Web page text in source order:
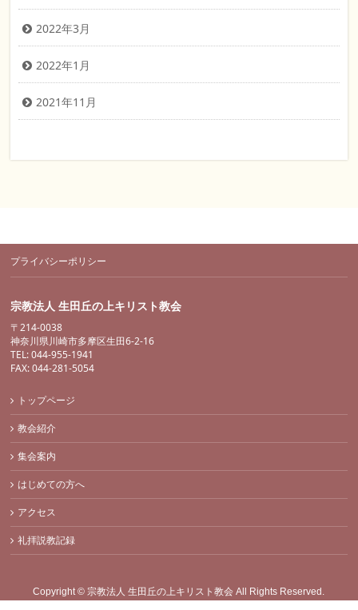
2022年3月
2022年1月
2021年11月
プライバシーポリシー
宗教法人 生田丘の上キリスト教会
〒214-0038
神奈川県川崎市多摩区生田6-2-16
TEL: 044-955-1941
FAX: 044-281-5054
トップページ
教会紹介
集会案内
はじめての方へ
アクセス
礼拝説教記録
Copyright ©宗教法人 生田丘の上キリスト教会 All Rights Reserved.